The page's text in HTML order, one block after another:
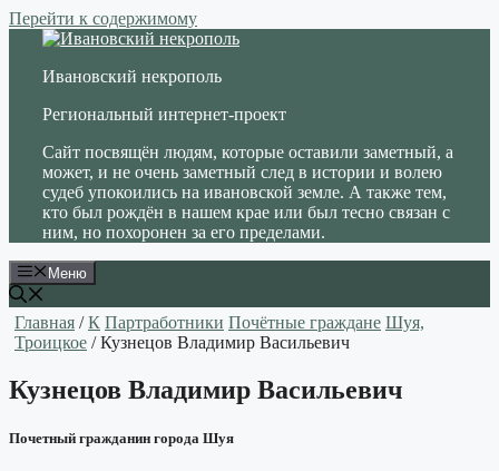
Перейти к содержимому
Ивановский некрополь
Региональный интернет-проект
Сайт посвящён людям, которые оставили заметный, а
может, и не очень заметный след в истории и волею
судеб упокоились на ивановской земле. А также тем,
кто был рождён в нашем крае или был тесно связан с
ним, но похоронен за его пределами.
Меню
Главная /К Партработники Почётные граждане Шуя,
Троицкое / Кузнецов Владимир Васильевич
Кузнецов Владимир Васильевич
Почетный гражданин города Шуя